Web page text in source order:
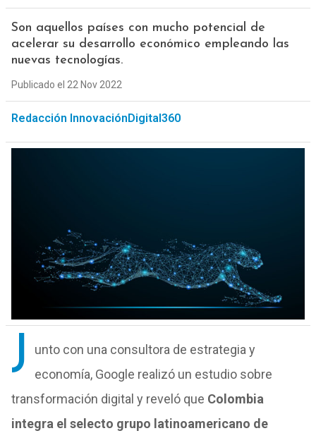
Son aquellos países con mucho potencial de
acelerar su desarrollo económico empleando las
nuevas tecnologías.
Publicado el 22 Nov 2022
Redacción InnovaciónDigital360
J
unto con una consultora de estrategia y
economía, Google realizó un estudio sobre
transformación digital y reveló que Colombia
integra el selecto grupo latinoamericano de